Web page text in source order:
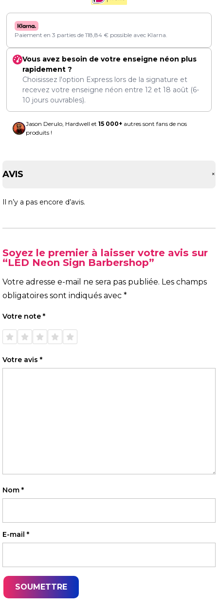
Paiement en 3 parties de 118,84 € possible avec Klarna.
Vous avez besoin de votre enseigne néon plus
rapidement ?
Choisissez l'option Express lors de la signature et
recevez votre enseigne néon entre 12 et 18 août (6-
10 jours ouvrables).
Jason Derulo, Hardwell et 15 000+ autres sont fans de nos
produits !
AVIS +
Il n’y a pas encore d’avis.
Soyez le premier à laisser votre avis sur
“LED Neon Sign Barbershop”
Votre adresse e-mail ne sera pas publiée. Les champs
obligatoires sont indiqués avec *
Votre note *
1 étoile
sur 5
2 étoiles
sur 5
3 étoiles
sur 5
4 étoiles
sur 5
5 étoiles
sur 5
Votre avis *
Nom *
E-mail *